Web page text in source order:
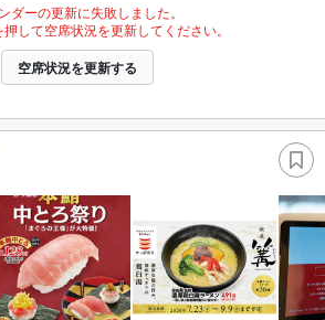
ダーの更新に失敗しました。
して空席状況を更新してください。
空席状況を更新する